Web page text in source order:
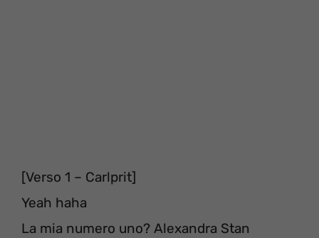
[Verso 1 – Carlprit]
Yeah haha
La mia numero uno? Alexandra Stan